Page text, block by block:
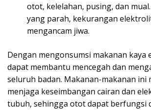
otot, kelelahan, pusing, dan
yang parah, kekurangan
mengancam jiwa.
Dengan mengonsumsi makanan kaya
dapat membantu mencegah dan
seluruh badan. Makanan-makanan ini
menjaga keseimbangan cairan dan
tubuh, sehingga otot dapat berfungsi